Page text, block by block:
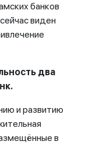
банков
виден
два
и развитию
в